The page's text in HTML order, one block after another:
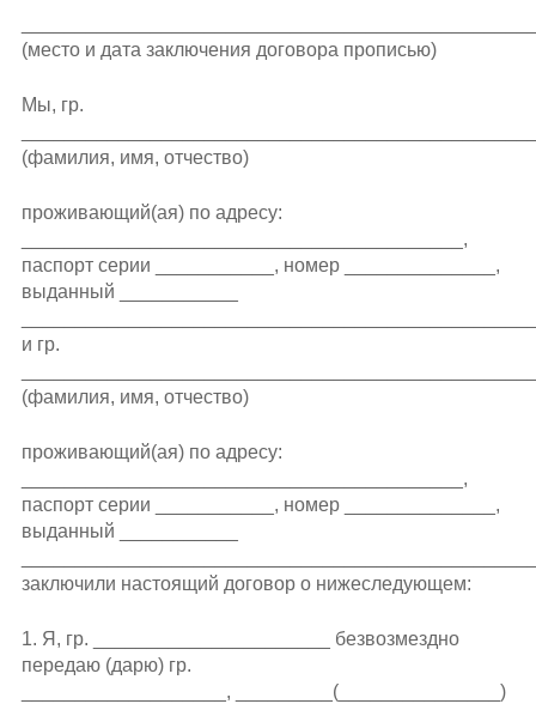
(место и дата заключения договора прописью)
Мы, гр.
(фамилия, имя, отчество)
проживающий(ая) по адресу:
_________________________________________,
паспорт серии ___________, номер ______________,
выданный ___________
и гр.
(фамилия, имя, отчество)
проживающий(ая) по адресу:
_________________________________________,
паспорт серии ___________, номер ______________,
выданный ___________
заключили настоящий договор о нижеследующем:
1. Я, гр. ______________________ безвозмездно
передаю (дарю) гр.
___________________, _________(_______________)